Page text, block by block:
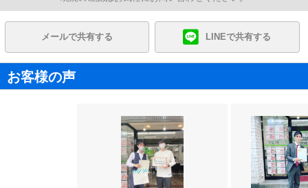
メールで共有する LINEで共有する
お客様の声